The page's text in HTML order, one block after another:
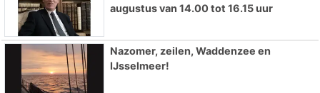
augustus van 14.00 tot 16.15 uur
Nazomer, zeilen, Waddenzee en
IJsselmeer!